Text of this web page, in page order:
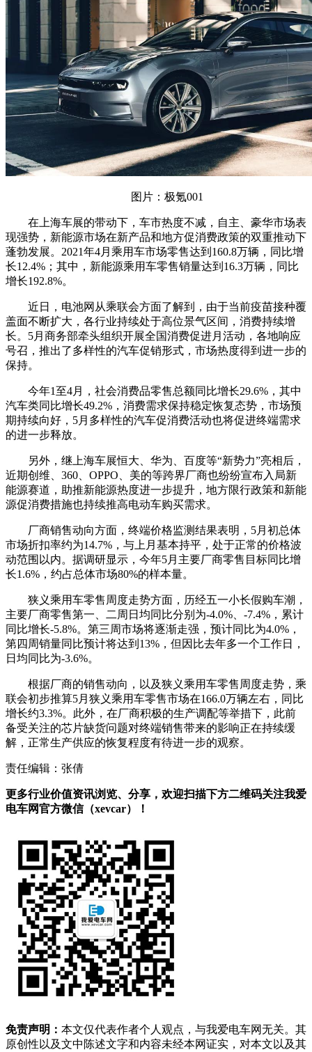
图片：极氪001
在上海车展的带动下，车市热度不减，自主、豪华市场表
现强势，新能源市场在新产品和地方促消费政策的双重推动下
蓬勃发展。2021年4月乘用车市场零售达到160.8万辆，同比增
长12.4%；其中，新能源乘用车零售销量达到16.3万辆，同比
增长192.8%。
近日，电池网从乘联会方面了解到，由于当前疫苗接种覆
盖面不断扩大，各行业持续处于高位景气区间，消费持续增
长。5月商务部牵头组织开展全国消费促进月活动，各地响应
号召，推出了多样性的汽车促销形式，市场热度得到进一步的
保持。
今年1至4月，社会消费品零售总额同比增长29.6%，其中
汽车类同比增长49.2%，消费需求保持稳定恢复态势，市场预
期持续向好，5月多样性的汽车促消费活动也将促进终端需求
的进一步释放。
另外，继上海车展恒大、华为、百度等“新势力”亮相后，
近期创维、360、OPPO、美的等跨界厂商也纷纷宣布入局新
能源赛道，助推新能源热度进一步提升，地方限行政策和新能
源促消费措施也持续推高电动车购买需求。
厂商销售动向方面，终端价格监测结果表明，5月初总体
市场折扣率约为14.7%，与上月基本持平，处于正常的价格波
动范围以内。据调研显示，今年5月主要厂商零售目标同比增
长1.6%，约占总体市场80%的样本量。
狭义乘用车零售周度走势方面，历经五一小长假购车潮，
主要厂商零售第一、二周日均同比分别为-4.0%、-7.4%，累计
同比增长-5.8%。第三周市场将逐渐走强，预计同比为4.0%，
第四周销量同比预计将达到13%，但因比去年多一个工作日，
日均同比为-3.6%。
根据厂商的销售动向，以及狭义乘用车零售周度走势，乘
联会初步推算5月狭义乘用车零售市场在166.0万辆左右，同比
增长约3.3%。此外，在厂商积极的生产调配等举措下，此前
备受关注的芯片缺货问题对终端销售带来的影响正在持续缓
解，正常生产供应的恢复程度有待进一步的观察。
责任编辑：张倩
更多行业价值资讯浏览、分享，欢迎扫描下方二维码关注我爱
电车网官方微信（xevcar）！
免责声明： 本文仅代表作者个人观点，与我爱电车网无关。其
原创性以及文中陈述文字和内容未经本网证实，对本文以及其